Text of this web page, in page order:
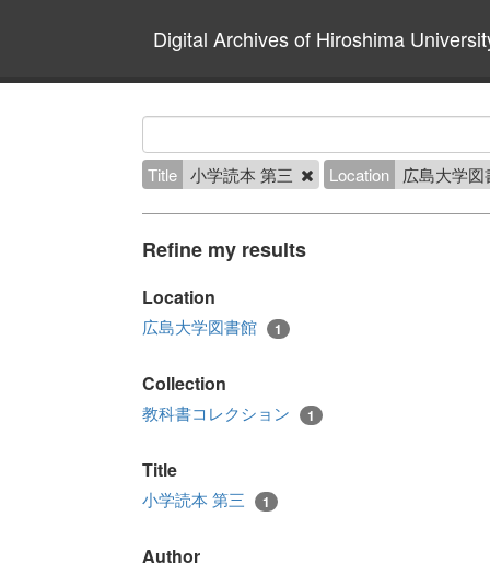
Digital Archives of Hiroshima
Title 小学読本 第三 Location 広島大学
Refine my results
Location
広島大学図書館 1
Collection
教科書コレクション 1
Title
小学読本 第三 1
Author